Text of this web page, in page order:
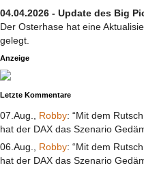
04.04.2026 - Update des Big
Der Osterhase hat eine
gelegt.
Anzeige
Letzte Kommentare
07.Aug., Robby: “Mit dem
hat der DAX das Szenario
06.Aug., Robby: “Mit dem
hat der DAX das Szenario